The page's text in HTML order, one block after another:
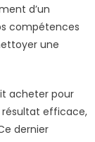
d’un
compétences
une
acheter pour
résultat efficace,
dernier